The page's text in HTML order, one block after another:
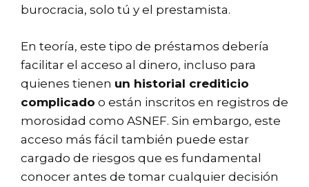
burocracia, solo tú y el prestamista.
En teoría, este tipo de préstamos debería
facilitar el acceso al dinero, incluso para
quienes tienen un historial crediticio
complicado o están inscritos en registros de
morosidad como ASNEF. Sin embargo, este
acceso más fácil también puede estar
cargado de riesgos que es fundamental
conocer antes de tomar cualquier decisión